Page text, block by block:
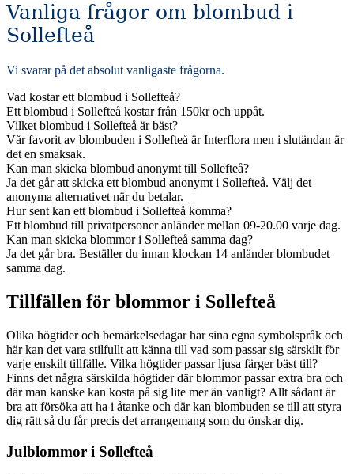
Vanliga frågor om blombud i
Sollefteå
Vi svarar på det absolut vanligaste frågorna.
Vad kostar ett blombud i Sollefteå?
Ett blombud i Sollefteå kostar från 150kr och uppåt.
Vilket blombud i Sollefteå är bäst?
Vår favorit av blombuden i Sollefteå är Interflora men i slutändan är
det en smaksak.
Kan man skicka blombud anonymt till Sollefteå?
Ja det går att skicka ett blombud anonymt i Sollefteå. Välj det
anonyma alternativet när du betalar.
Hur sent kan ett blombud i Sollefteå komma?
Ett blombud till privatpersoner anländer mellan 09-20.00 varje dag.
Kan man skicka blommor i Sollefteå samma dag?
Ja det går bra. Beställer du innan klockan 14 anländer blombudet
samma dag.
Tillfällen för blommor i Sollefteå
Olika högtider och bemärkelsedagar har sina egna symbolspråk och
här kan det vara stilfullt att känna till vad som passar sig särskilt för
varje enskilt tillfälle. Vilka högtider passar ljusa färger bäst till?
Finns det några särskilda högtider där blommor passar extra bra och
där man kanske kan kosta på sig lite mer än vanligt? Allt sådant är
bra att försöka att ha i åtanke och där kan blombuden se till att styra
dig rätt så du får precis det arrangemang som du önskar dig.
Julblommor i Sollefteå